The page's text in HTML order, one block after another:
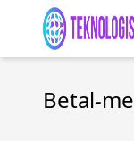
Betal-